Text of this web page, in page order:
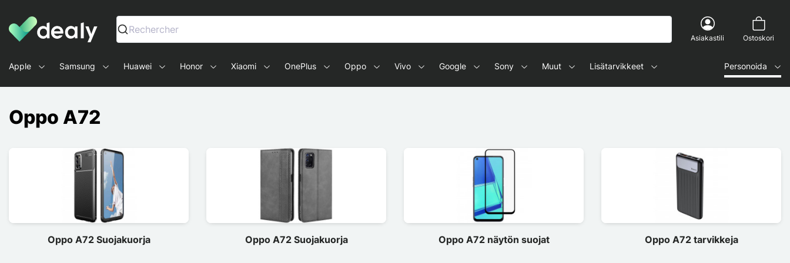
Dealy - Kotelot ja tarvikkeet älypuhelimille ja tableteille
Rechercher
Asiakastili Ostoskori
Apple Samsung Huawei Honor Xiaomi OnePlus Oppo Vivo Google Sony Muut Lisätarvikkeet Personoida
Oppo A72
Oppo A72 Suojakuorja Oppo A72 Suojakuorja Oppo A72 näytön suojat Oppo A72 tarvikkeja